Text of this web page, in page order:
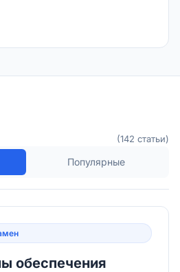
(142 статьи)
Популярные
обеспечения